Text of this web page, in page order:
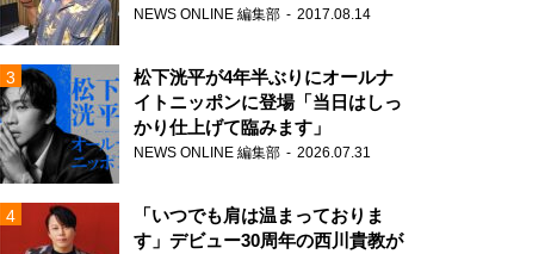
NEWS ONLINE 編集部 2017.08.14
松下洸平が4年半ぶりにオールナ
イトニッポンに登場「当日はしっ
かり仕上げて臨みます」
NEWS ONLINE 編集部 2026.07.31
「いつでも肩は温まっておりま
す」デビュー30周年の西川貴教が